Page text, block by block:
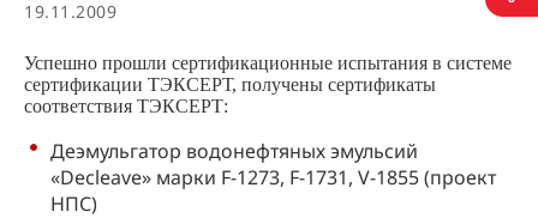
19.11.2009
Успешно прошли сертификационные испытания в системе
сертификации ТЭКСЕРТ, получены сертификаты
соответствия ТЭКСЕРТ:
Деэмульгатор водонефтяных эмульсий
«Decleave» марки F-1273, F-1731, V-1855 (проект
НПС)